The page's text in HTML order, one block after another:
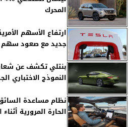
المحرك
ارتفاع الأسهم
جديد مع صعود سهم
بنتلي تكشف عن
النموذج الاختباري
الحارة المرورية أثناء